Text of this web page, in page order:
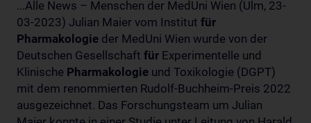
...Alle News – Menschen der MedUni Wien (Ulm, 23-
03-2023) Julian Maier vom Institut für
Pharmakologie der MedUni Wien wurde von der
Deutschen Gesellschaft für Experimentelle und
Klinische Pharmakologie und Toxikologie (DGPT)
mit dem renommierten Rudolf-Buchheim-Preis 2022
ausgezeichnet. Das Forschungsteam um Julian